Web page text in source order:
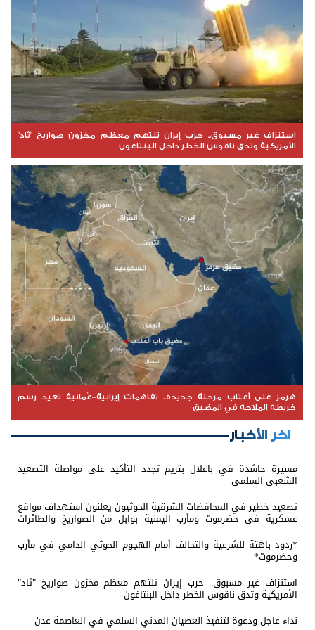
استنزاف غير مسبوق.. حرب إيران تلتهم معظم مخزون صواريخ "ثاد"
الأمريكية وتدق ناقوس الخطر داخل البنتاغون
هرمز على أعتاب مرحلة جديدة.. تفاهمات إيرانية–عُمانية تعيد رسم
خريطة الملاحة في المضيق
اخر الأخبار
مسيرة حاشدة في باعلال بتريم تجدد التأكيد على مواصلة التصعيد
الشعبي السلمي
تصعيد خطير في المحافضات الشرقية الحوثيون يعلنون استهداف مواقع
عسكرية في حضرموت ومأرب اليمنية بوابل من الصواريخ والطائرات
*ردود باهتة للشرعية والتحالف أمام الهجوم الحوثي الدامي في مأرب
وحضرموت*
استنزاف غير مسبوق.. حرب إيران تلتهم معظم مخزون صواريخ "ثاد"
الأمريكية وتدق ناقوس الخطر داخل البنتاغون
نداء عاجل ودعوة لتنفيذ العصيان المدني السلمي في العاصمة عدن